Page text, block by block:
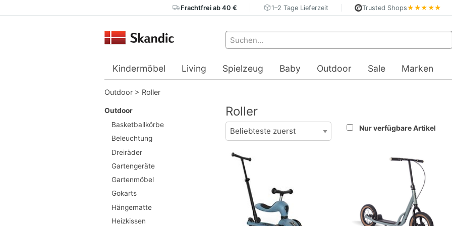
Frachtfrei ab 40 € 1–2 Tage Lieferzeit Trusted Shops★★★★★
Kindermöbel Living Spielzeug Baby Outdoor Sale Marken
Outdoor > Roller
Outdoor
Basketballkörbe
Beleuchtung
Dreiräder
Gartengeräte
Gartenmöbel
Gokarts
Hängematte
Heizkissen
Roller
Nur verfügbare Artikel